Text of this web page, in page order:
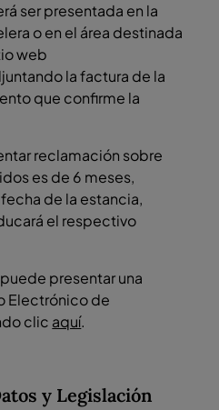
ser presentada en la
o en el área destinada
web
la factura de la
que confirme la
reclamación sobre
es de 6 meses,
de la estancia,
el respectivo
presentar una
Electrónico de
clic aquí.
y Legislación